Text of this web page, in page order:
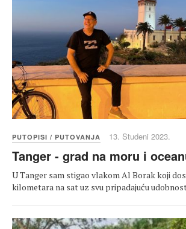
PUTOPISI / PUTOVANJA 13. Studeni 2023.
Tanger - grad na moru i
U Tanger sam stigao vlakom Al Borak koji
kilometara na sat uz svu pripadajuću